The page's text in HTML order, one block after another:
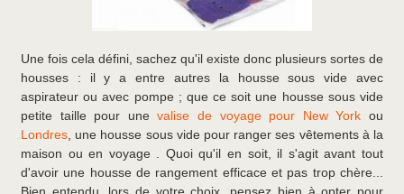
Une fois cela défini, sachez qu'il existe donc plusieurs sortes de
housses : il y a entre autres la housse sous vide avec
aspirateur ou avec pompe ; que ce soit une housse sous vide
petite taille pour unevalise de voyage pour New York ou
Londres , une housse sous vide pour ranger ses vêtements à la
maison ou en voyage . Quoi qu'il en soit, il s'agit avant tout
d'avoir une housse de rangement efficace et pas trop chère...
Bien entendu, lors de votre choix, pensez bien à opter pour